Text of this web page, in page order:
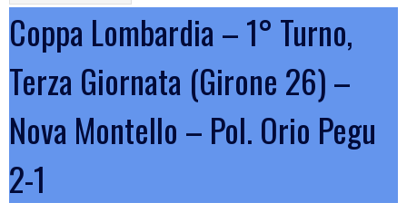
Coppa Lombardia – 1° Turno,
Terza Giornata (Girone 26) –
Nova Montello – Pol. Orio Pegu
2-1